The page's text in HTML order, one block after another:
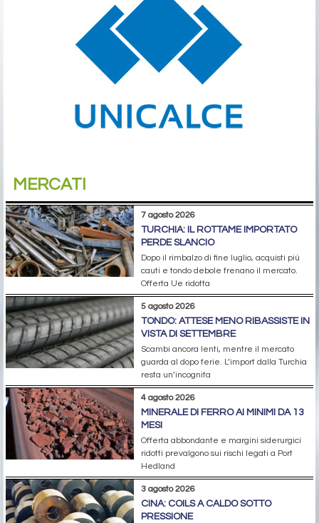
MERCATI
7 agosto 2026
TURCHIA: IL ROTTAME IMPORTATO
PERDE SLANCIO
Dopo il rimbalzo di fine luglio, acquisti più
cauti e tondo debole frenano il mercato.
Offerta Ue ridotta
5 agosto 2026
TONDO: ATTESE MENO RIBASSISTE IN
VISTA DI SETTEMBRE
Scambi ancora lenti, mentre il mercato
guarda al dopo ferie. L’import dalla Turchia
resta un’incognita
4 agosto 2026
MINERALE DI FERRO AI MINIMI DA 13
MESI
Offerta abbondante e margini siderurgici
ridotti prevalgono sui rischi legati a Port
Hedland
3 agosto 2026
CINA: COILS A CALDO SOTTO
PRESSIONE